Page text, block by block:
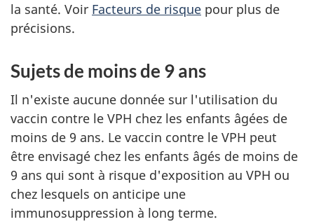
la santé. Voir Facteurs de risque pour plus de
précisions.
Sujets de moins de 9 ans
Il n'existe aucune donnée sur l'utilisation du
vaccin contre le VPH chez les enfants âgées de
moins de 9 ans. Le vaccin contre le VPH peut
être envisagé chez les enfants âgés de moins de
9 ans qui sont à risque d'exposition au VPH ou
chez lesquels on anticipe une
immunosuppression à long terme.